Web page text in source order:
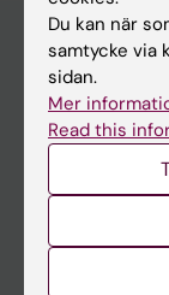
Huvudmeny
Utbildning
Om KI
Du kan när
samtycke via
sidan.
Mer
Read this